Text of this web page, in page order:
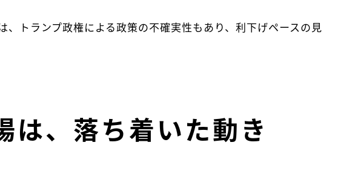
トランプ政権による政策の不確実性もあり、利下げペースの見
は、落ち着いた動き